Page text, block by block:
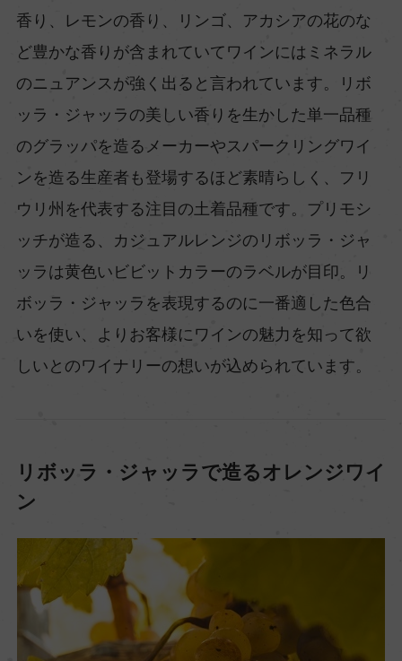
香り、レモンの香り、リンゴ、アカシアの花のな
ど豊かな香りが含まれていてワインにはミネラル
のニュアンスが強く出ると言われています。リボ
ッラ・ジャッラの美しい香りを生かした単一品種
のグラッパを造るメーカーやスパークリングワイ
ンを造る生産者も登場するほど素晴らしく、フリ
ウリ州を代表する注目の土着品種です。プリモシ
ッチが造る、カジュアルレンジのリボッラ・ジャ
ッラは黄色いビビットカラーのラベルが目印。リ
ボッラ・ジャッラを表現するのに一番適した色合
いを使い、よりお客様にワインの魅力を知って欲
しいとのワイナリーの想いが込められています。
リボッラ・ジャッラで造るオレンジワイ
ン